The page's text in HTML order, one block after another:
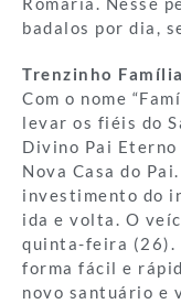
badalos por dia,
Trenzinho
Com o nome
levar os fiéis do
Divino Pai
Nova Casa do
investimento do
ida e volta. O
quinta-feira (26).
forma fácil e
novo santuário e